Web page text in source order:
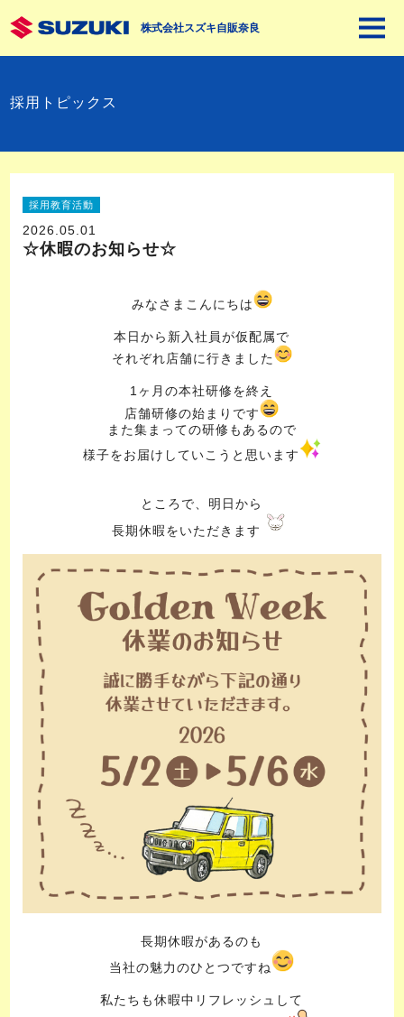
株式会社スズキ自販奈良
採用トピックス
採用教育活動
2026.05.01
☆休暇のお知らせ☆
みなさまこんにちは
本日から新入社員が仮配属で
それぞれ店舗に行きました
1ヶ月の本社研修を終え
店舗研修の始まりです
また集まっての研修もあるので
様子をお届けしていこうと思います
ところで、明日から
長期休暇をいただきます
長期休暇があるのも
当社の魅力のひとつですね
私たちも休暇中リフレッシュして